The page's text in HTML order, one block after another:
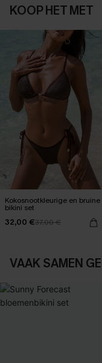
KOOP HET MET
Kokosnootkleurige en bruine
bikini set
32,00 €37,00 €
VAAK SAMEN